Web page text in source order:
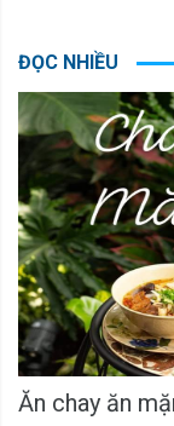
ĐỌC NHIỀU
Ăn chay ăn